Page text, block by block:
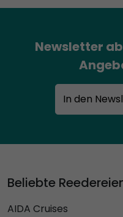
Newsletter
In den
Beliebte
AIDA Cruises